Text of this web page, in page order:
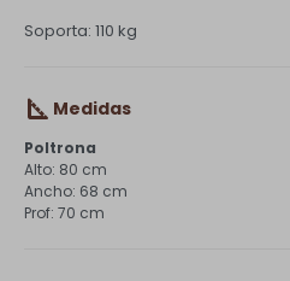
Soporta: 110 kg
Medidas
Poltrona
80 cm
68 cm
70 cm